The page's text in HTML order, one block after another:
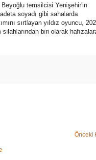
temsilcisi Yenişehir'in
soyadı gibi sahalarda
sırtlayan yıldız oyuncu,
biri olarak
Önceki